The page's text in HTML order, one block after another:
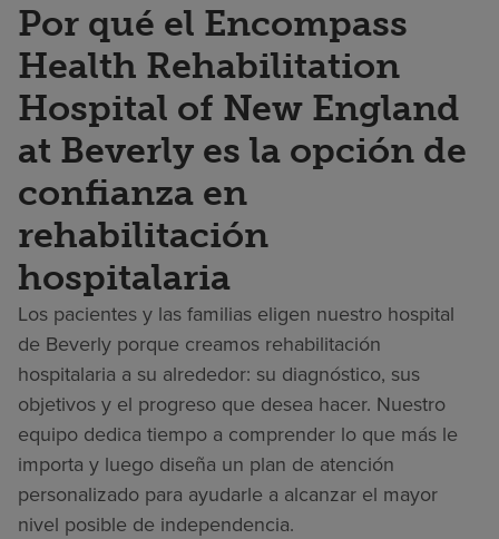
Por qué el Encompass
Health Rehabilitation
Hospital of New England
at Beverly es la opción de
confianza en
rehabilitación
hospitalaria
Los pacientes y las familias eligen nuestro hospital
de Beverly porque creamos rehabilitación
hospitalaria a su alrededor: su diagnóstico, sus
objetivos y el progreso que desea hacer. Nuestro
equipo dedica tiempo a comprender lo que más le
importa y luego diseña un plan de atención
personalizado para ayudarle a alcanzar el mayor
nivel posible de independencia.